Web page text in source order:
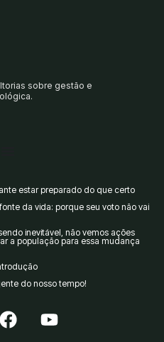
sobre gestão e
estar preparado do que certo
da vida: porque seu voto não vai
inevitável, não vemos ações
a população para essa mudança
do nosso tempo!
F
a
Y
o